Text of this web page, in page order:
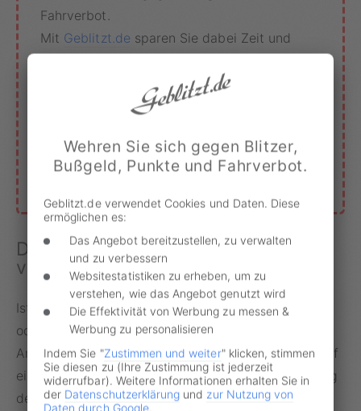
Fahrverbot.
Mit Geblitzt.de sparen Sie dabei Zeit und
MEINE UNTERLAGEN EINREICHEN
GEBLITZT.DE VORTEILE ›
Die Freisprechanlage als
verkehrssichere Alternative
Ist das Telefonieren hinterm Lenkrad berufsbedingt
oder aufgrund einer wichtigen privaten
Angelegenheit vonnöten, ist der Fahrer mit dem Kauf
einer Freisprechanlage gut beraten. Die Anschaffung
der Technik, die legales Telefonieren beim Fahren
Wehren Sie sich gegen Blitzer,
Bußgeld, Punkte und Fahrverbot.
Geblitzt.de verwendet Cookies und Daten. Diese
ermöglichen es:
Das Angebot bereitzustellen, zu verwalten
und zu verbessern
Websitestatistiken zu erheben, um zu
verstehen, wie das Angebot genutzt wird
Die Effektivität von Werbung zu messen &
Werbung zu personalisieren
Indem Sie "Zustimmen und weiter" klicken, stimmen
Sie diesen zu (Ihre Zustimmung ist jederzeit
widerrufbar). Weitere Informationen erhalten Sie in
der Datenschutzerklärung und zur Nutzung von
Daten durch Google.